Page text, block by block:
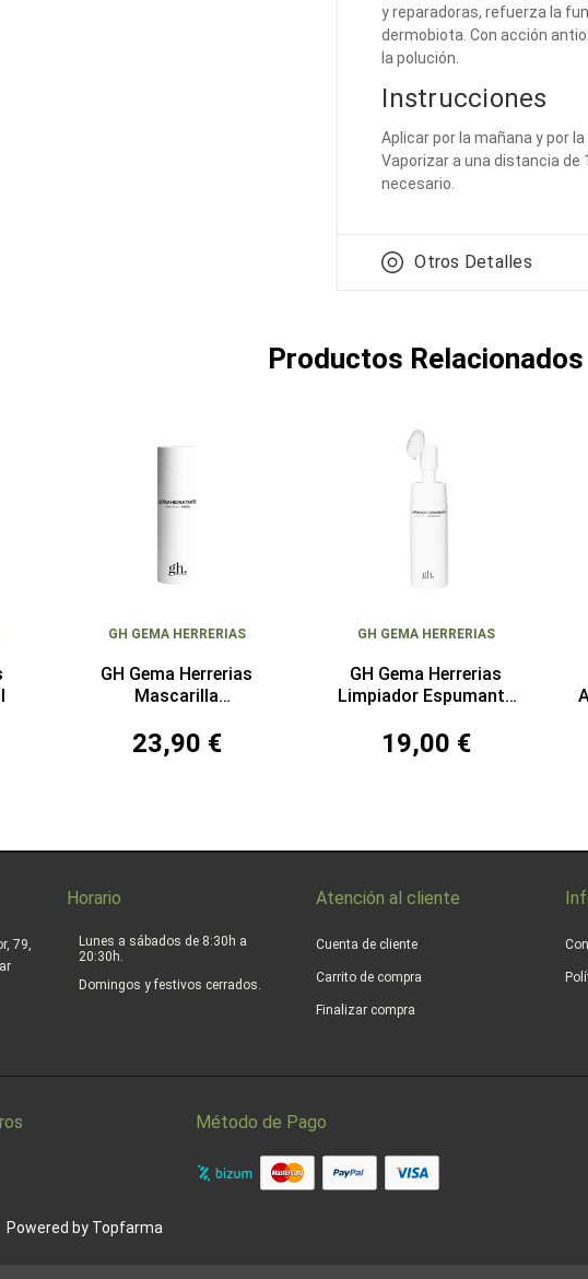
y reparadoras, refuerza la
dermobiota. Con acción
la polución.
Instrucciones
Aplicar por la mañana y por
Vaporizar a una distancia de
necesario.
Otros Detalles
Productos Relacionados
GH GEMA HERRERIAS
GH Gema Herrerias
Mascarilla
23,90 €
GH GEMA HERRERIAS
GH Gema Herrerias
Limpiador Espumante
19,00 €
79,
Horario
Lunes a sábados de 8:30h a
20:30h.
Domingos y festivos cerrados.
Atención al cliente
Cuenta de cliente
Carrito de compra
Finalizar compra
Método de Pago
Powered by Topfarma